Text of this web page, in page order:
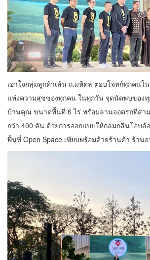
เอาใจกลุ่มลูกค้าเส้น ถ.มหิดล ตอบโจทก์ทุกคน
แห่งความสุขของทุกคน ในทุกวัน จุดนัดพบของ
บ้านคุณ ขนาดพื้นที่ 6 ไร่ พร้อมลานจอดรถที่สา
กว่า 400 คัน ด้วยการออกแบบให้กลมกลืนโอบ
พื้นที่ Open Space เพียบพร้อมด้วยร้านค้า ร้าน